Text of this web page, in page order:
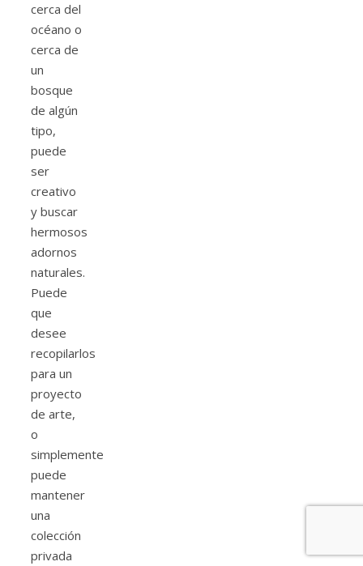
cerca del
océano o
cerca de
un
bosque
de algún
tipo,
puede
ser
creativo
y buscar
hermosos
adornos
naturales.
Puede
que
desee
recopilarlos
para un
proyecto
de arte,
o
simplemente
puede
mantener
una
colección
privada